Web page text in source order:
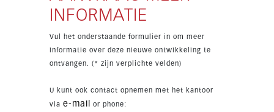
Bewoners hebben toegang tot een
gemeenschappelijk zwembad, een fitnessruimte
ligging dicht bij golf, zee, Marbella, La Cala de
Mijas en de luchthaven van Málaga.
INFORMATIE
Vul het onderstaande formulier in om meer
informatie over deze nieuwe ontwikkeling te
ontvangen. (* zijn verplichte velden)
U kunt ook contact opnemen met het kantoor
via e-mail or phone: